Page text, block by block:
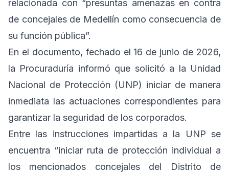
relacionada con “presuntas amenazas en contra
de concejales de Medellín como consecuencia de
su función pública”.
En el documento, fechado el 16 de junio de 2026,
la Procuraduría informó que solicitó a la Unidad
Nacional de Protección (UNP) iniciar de manera
inmediata las actuaciones correspondientes para
garantizar la seguridad de los corporados.
Entre las instrucciones impartidas a la UNP se
encuentra “iniciar ruta de protección individual a
los mencionados concejales del Distrito de